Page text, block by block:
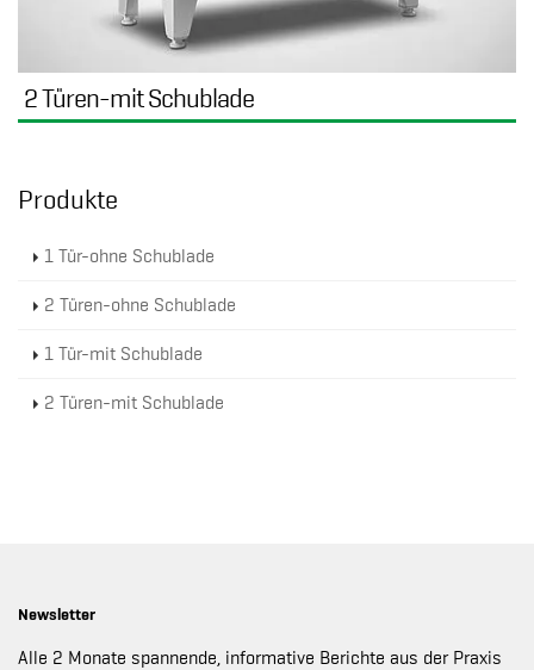
Produkte
1 Tür-ohne Schublade
2 Türen-ohne Schublade
1 Tür-mit Schublade
2 Türen-mit Schublade
2 Türen-mit Schublade
Newsletter
Alle 2 Monate spannende, informative Berichte aus der Praxis